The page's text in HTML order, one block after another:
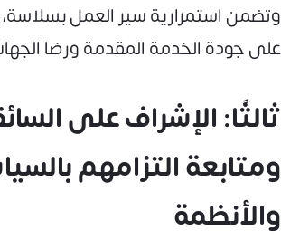
وتضمن استمرارية سير العمل
على جودة الخدمة المقدمة ورضا
ثالثًا: الإشراف على
ومتابعة التزامهم
والأنظمة